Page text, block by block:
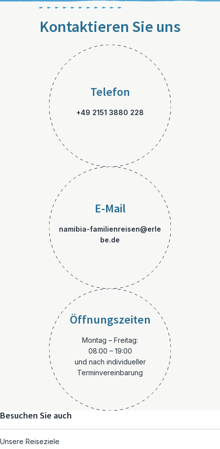
Kontaktieren Sie uns
Telefon
+49 2151 3880 228
E-Mail
namibia-familienreisen@erle
be.de
Öffnungszeiten
Montag – Freitag:
08:00 – 19:00
und nach individueller
Terminvereinbarung
Besuchen Sie auch
Unsere Reiseziele